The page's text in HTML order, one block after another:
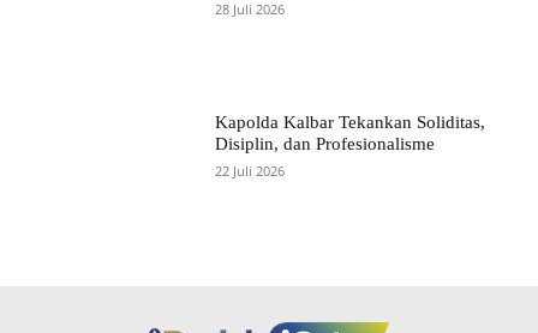
28 Juli 2026
Kapolda Kalbar Tekankan Soliditas,
Disiplin, dan Profesionalisme
22 Juli 2026